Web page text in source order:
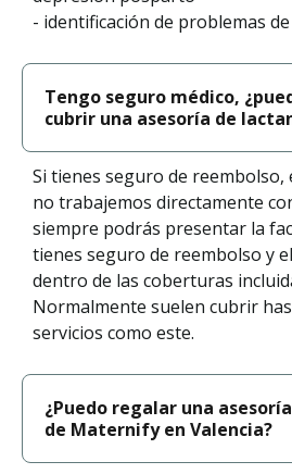
- identificación de problemas
Tengo seguro médico,
cubrir una asesoría de
Si tienes seguro de reembolso,
no trabajemos directamente
siempre podrás presentar la
tienes seguro de reembolso y
dentro de las coberturas
Normalmente suelen cubrir
servicios como este.
¿Puedo regalar una
de Maternify en Valencia?